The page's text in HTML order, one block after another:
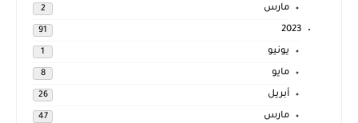
مارس 2
2023
91
يونيو 1
مايو 8
أبريل 26
مارس 47